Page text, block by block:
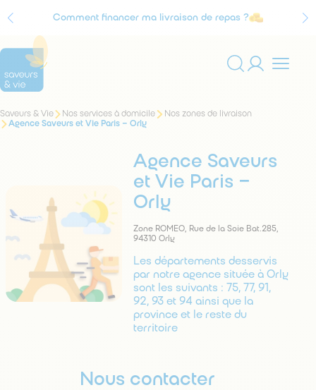
Agrément Service à la personne
Comment financer ma livraison de repas ?
Rechercher
sur
Vous
êtes
Saveurs & Vie Nos services à domicile
Nos zones de livraison
Agence Saveurs et Vie Paris – Orly
Agence Saveurs
et Vie Paris –
Orly
Zone ROMEO, Rue de la Soie Bat.285,
94310 Orly
Les départements desservis
par notre agence située à Orly
sont les suivants : 75, 77, 91,
92, 93 et 94 ainsi que la
province et le reste du
territoire
Nous contacter